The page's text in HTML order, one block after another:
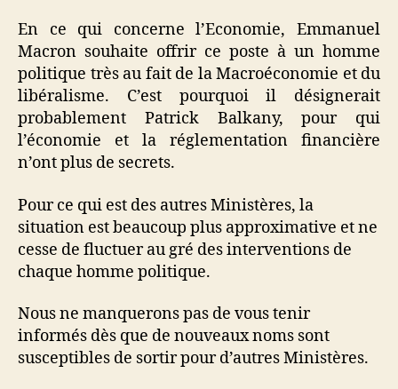
En ce qui concerne l’Economie, Emmanuel
Macron souhaite offrir ce poste à un homme
politique très au fait de la Macroéconomie et du
libéralisme. C’est pourquoi il désignerait
probablement Patrick Balkany, pour qui
l’économie et la réglementation financière
n’ont plus de secrets.
Pour ce qui est des autres Ministères, la
situation est beaucoup plus approximative et ne
cesse de fluctuer au gré des interventions de
chaque homme politique.
Nous ne manquerons pas de vous tenir
informés dès que de nouveaux noms sont
susceptibles de sortir pour d’autres Ministères.